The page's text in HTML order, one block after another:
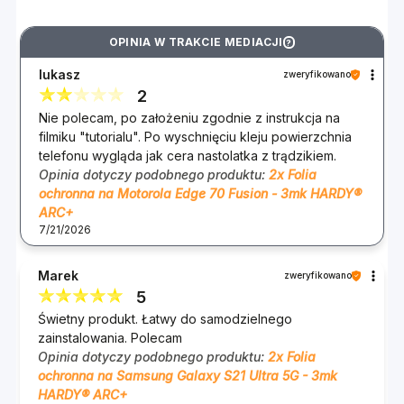
Self-Heal to technologia samoregeneracji
powierzchni folii ochronnej, która eliminuje drobne
uszkodzenia powstałe podczas codziennego
użytkowania telefonu. Folia samoczynnie
"wygładza" ślady paznokci, płytkie wgniecenia i
mikrorysy - bez ingerencji użytkownika.
Specjalna powłoka wraca do swojej pierwotnej
struktury, wypełniając mikrouszkodzenia i
przywracając gładkość powierzchni. Ekran
dotyku przez długie miesiące. To inteligentna
ochrona, która dba o siebie – i o Twój portfel.
Zapomnij o frustracji związanej z rysami, które psują
wygląd ekranu. Teraz każde drobne uszkodzenie po
prostu znika.
OPINIA W TRAKCIE MEDIACJI ?
lukasz zweryfikowano
2
Nie polecam, po założeniu zgodnie z instrukcja na
filmiku "tutorialu". Po wyschnięciu kleju powierzchnia
telefonu wygląda jak cera nastolatka z trądzikiem.
Opinia dotyczy podobnego produktu: 2x Folia
ochronna na Motorola Edge 70 Fusion - 3mk HARDY®
ARC+
7/21/2026
Marek zweryfikowano
5
Świetny produkt. Łatwy do samodzielnego
zainstalowania. Polecam
Opinia dotyczy podobnego produktu: 2x Folia
ochronna na Samsung Galaxy S21 Ultra 5G - 3mk
HARDY® ARC+